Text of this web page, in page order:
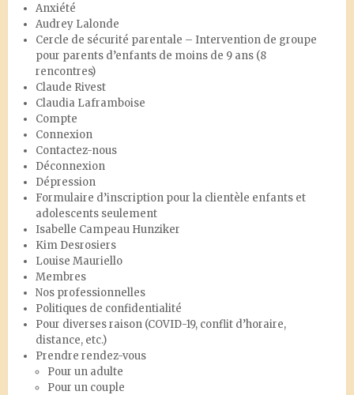
Anxiété
Audrey Lalonde
Cercle de sécurité parentale – Intervention de groupe
pour parents d’enfants de moins de 9 ans (8
rencontres)
Claude Rivest
Claudia Laframboise
Compte
Connexion
Contactez-nous
Déconnexion
Dépression
Formulaire d’inscription pour la clientèle enfants et
adolescents seulement
Isabelle Campeau Hunziker
Kim Desrosiers
Louise Mauriello
Membres
Nos professionnelles
Politiques de confidentialité
Pour diverses raison (COVID-19, conflit d’horaire,
distance, etc.)
Prendre rendez-vous
Pour un adulte
Pour un couple